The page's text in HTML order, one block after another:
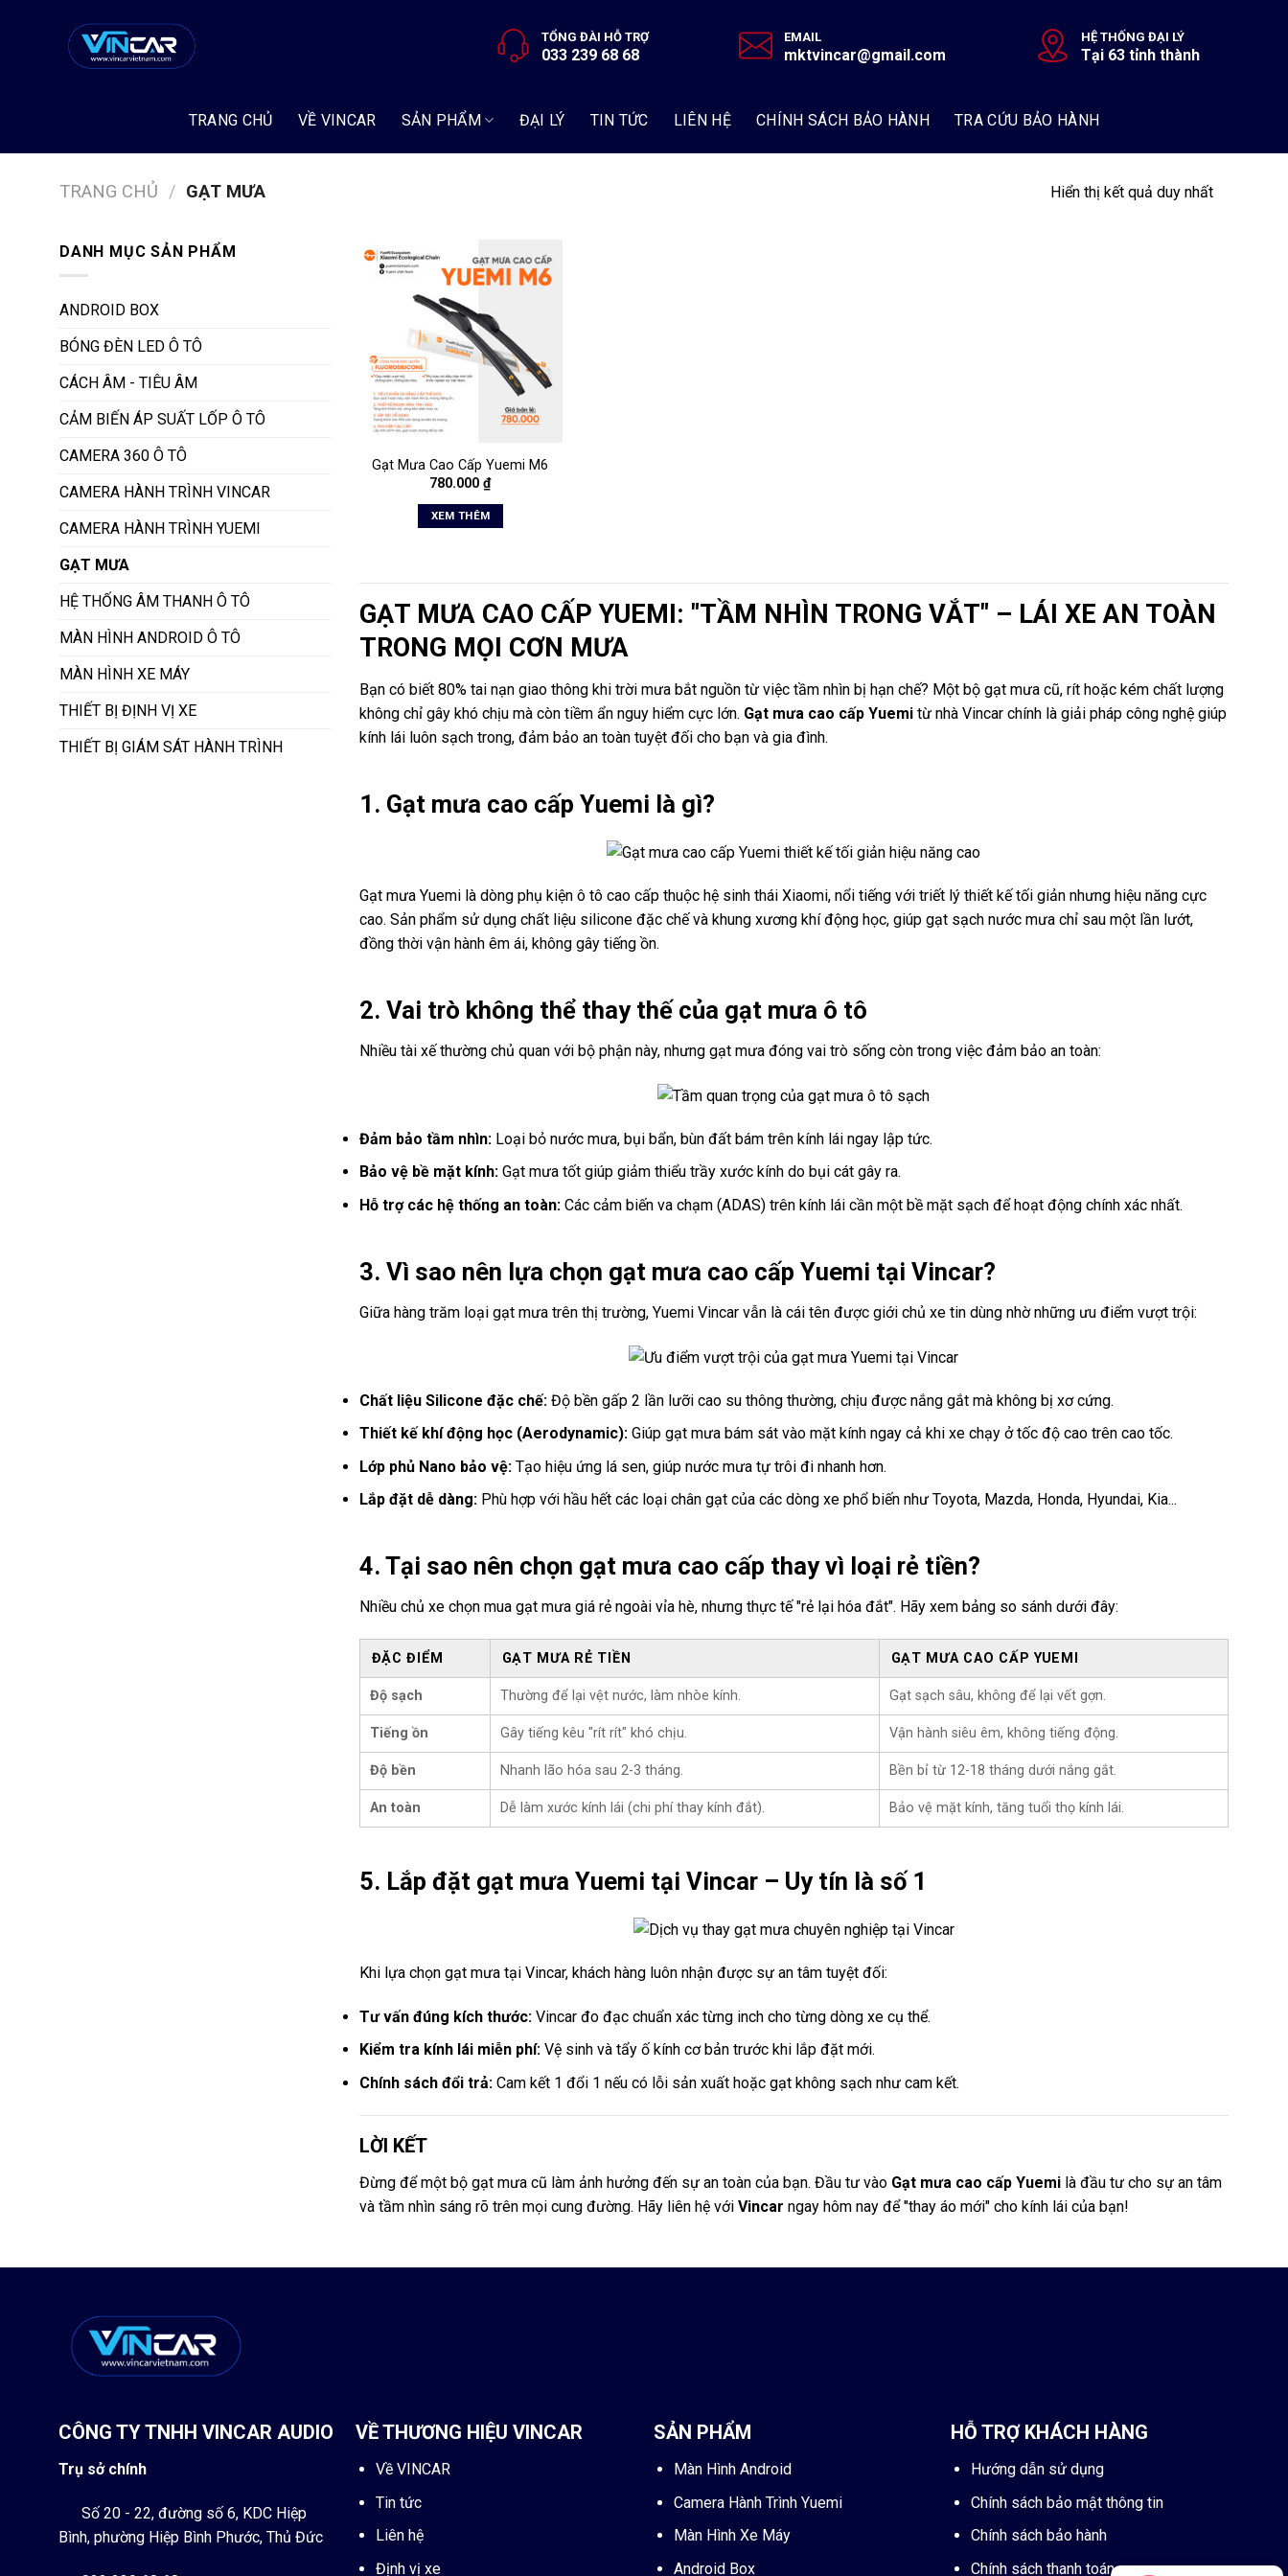
TỔNG ĐÀI HỖ TRỢ
033 239 68 68
EMAIL
mktvincar@gmail.com
HỆ THỐNG ĐẠI LÝ
Tại 63 tỉnh thành
TRANG CHỦ VỀ VINCAR SẢN PHẨM ĐẠI LÝ TIN TỨC LIÊN HỆ CHÍNH SÁCH BẢO HÀNH TRA CỨU BẢO HÀNH
TRANG CHỦ / GẠT MƯA Hiển thị kết quả duy nhất
DANH MỤC SẢN PHẨM
ANDROID BOX
BÓNG ĐÈN LED Ô TÔ
CÁCH ÂM - TIÊU ÂM
CẢM BIẾN ÁP SUẤT LỐP Ô TÔ
CAMERA 360 Ô TÔ
CAMERA HÀNH TRÌNH VINCAR
CAMERA HÀNH TRÌNH YUEMI
GẠT MƯA
HỆ THỐNG ÂM THANH Ô TÔ
MÀN HÌNH ANDROID Ô TÔ
MÀN HÌNH XE MÁY
THIẾT BỊ ĐỊNH VỊ XE
THIẾT BỊ GIÁM SÁT HÀNH TRÌNH
Gạt Mưa Cao Cấp Yuemi M6
780.000₫
XEM THÊM
GẠT MƯA CAO CẤP YUEMI: "TẦM NHÌN TRONG VẮT" – LÁI XE AN TOÀN
TRONG MỌI CƠN MƯA
Bạn có biết 80% tai nạn giao thông khi trời mưa bắt nguồn từ việc tầm nhìn bị hạn chế? Một bộ gạt mưa cũ, rít hoặc kém chất lượng
không chỉ gây khó chịu mà còn tiềm ẩn nguy hiểm cực lớn. Gạt mưa cao cấp Yuemitừ nhà Vincar chính là giải pháp công nghệ giúp
kính lái luôn sạch trong, đảm bảo an toàn tuyệt đối cho bạn và gia đình.
1. Gạt mưa cao cấp Yuemi là gì?
Gạt mưa Yuemi là dòng phụ kiện ô tô cao cấp thuộc hệ sinh thái Xiaomi, nổi tiếng với triết lý thiết kế tối giản nhưng hiệu năng cực
cao. Sản phẩm sử dụng chất liệu silicone đặc chế và khung xương khí động học, giúp gạt sạch nước mưa chỉ sau một lần lướt,
đồng thời vận hành êm ái, không gây tiếng ồn.
2. Vai trò không thể thay thế của gạt mưa ô tô
Nhiều tài xế thường chủ quan với bộ phận này, nhưng gạt mưa đóng vai trò sống còn trong việc đảm bảo an toàn:
Đảm bảo tầm nhìn:Loại bỏ nước mưa, bụi bẩn, bùn đất bám trên kính lái ngay lập tức.
Bảo vệ bề mặt kính:Gạt mưa tốt giúp giảm thiểu trầy xước kính do bụi cát gây ra.
Hỗ trợ các hệ thống an toàn:Các cảm biến va chạm (ADAS) trên kính lái cần một bề mặt sạch để hoạt động chính xác nhất.
3. Vì sao nên lựa chọn gạt mưa cao cấp Yuemi tại Vincar?
Giữa hàng trăm loại gạt mưa trên thị trường, Yuemi Vincar vẫn là cái tên được giới chủ xe tin dùng nhờ những ưu điểm vượt trội:
Chất liệu Silicone đặc chế:Độ bền gấp 2 lần lưỡi cao su thông thường, chịu được nắng gắt mà không bị xơ cứng.
Thiết kế khí động học (Aerodynamic):Giúp gạt mưa bám sát vào mặt kính ngay cả khi xe chạy ở tốc độ cao trên cao tốc.
Lớp phủ Nano bảo vệ:Tạo hiệu ứng lá sen, giúp nước mưa tự trôi đi nhanh hơn.
Lắp đặt dễ dàng:Phù hợp với hầu hết các loại chân gạt của các dòng xe phổ biến như Toyota, Mazda, Honda, Hyundai, Kia...
4. Tại sao nên chọn gạt mưa cao cấp thay vì loại rẻ tiền?
Nhiều chủ xe chọn mua gạt mưa giá rẻ ngoài vỉa hè, nhưng thực tế "rẻ lại hóa đắt". Hãy xem bảng so sánh dưới đây:
ĐẶC ĐIỂM GẠT MƯA RẺ TIỀN GẠT MƯA CAO CẤP YUEMI
Độ sạch Thường để lại vệt nước, làm nhòe kính. Gạt sạch sâu, không để lại vết gợn.
Tiếng ồn Gây tiếng kêu "rít rít" khó chịu. Vận hành siêu êm, không tiếng động.
Độ bền Nhanh lão hóa sau 2-3 tháng. Bền bỉ từ 12-18 tháng dưới nắng gắt.
An toàn Dễ làm xước kính lái (chi phí thay kính đắt). Bảo vệ mặt kính, tăng tuổi thọ kính lái.
5. Lắp đặt gạt mưa Yuemi tại Vincar – Uy tín là số 1
Khi lựa chọn gạt mưa tại Vincar, khách hàng luôn nhận được sự an tâm tuyệt đối:
Tư vấn đúng kích thước:Vincar đo đạc chuẩn xác từng inch cho từng dòng xe cụ thể.
Kiểm tra kính lái miễn phí:Vệ sinh và tẩy ố kính cơ bản trước khi lắp đặt mới.
Chính sách đổi trả:Cam kết 1 đổi 1 nếu có lỗi sản xuất hoặc gạt không sạch như cam kết.
LỜI KẾT
Đừng để một bộ gạt mưa cũ làm ảnh hưởng đến sự an toàn của bạn. Đầu tư vào Gạt mưa cao cấp Yuemilà đầu tư cho sự an tâm
và tầm nhìn sáng rõ trên mọi cung đường. Hãy liên hệ với Vincar ngay hôm nay để "thay áo mới" cho kính lái của bạn!
CÔNG TY TNHH VINCAR AUDIO
Trụ sở chính
Số 20 - 22, đường số 6, KDC Hiệp
Bình, phường Hiệp Bình Phước, Thủ Đức
VỀ THƯƠNG HIỆU VINCAR
Về VINCAR
Tin tức
Liên hệ
Định vị xe
SẢN PHẨM
Màn Hình Android
Camera Hành Trình Yuemi
Màn Hình Xe Máy
Android Box
HỖ TRỢ KHÁCH HÀNG
Hướng dẫn sử dụng
Chính sách bảo mật thông tin
Chính sách bảo hành
Chính sách thanh toán